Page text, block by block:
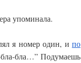
упоминала.
я номер один, и по
бла…” Подумаешь